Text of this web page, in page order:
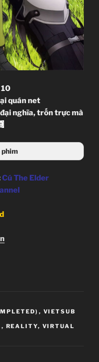
10
quán net
nghĩa, trốn trực mà
Cú The Elder
, VIETSUB
, REALITY, VIRTUAL